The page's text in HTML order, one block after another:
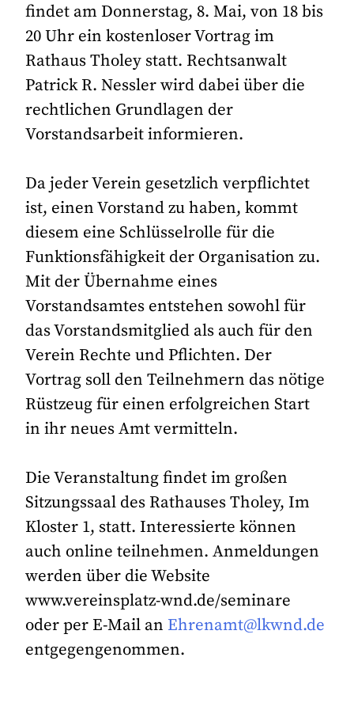
findet am Donnerstag, 8. Mai, von 18 bis
20 Uhr ein kostenloser Vortrag im
Rathaus Tholey statt. Rechtsanwalt
Patrick R. Nessler wird dabei über die
rechtlichen Grundlagen der
Vorstandsarbeit informieren.
Da jeder Verein gesetzlich verpflichtet
ist, einen Vorstand zu haben, kommt
diesem eine Schlüsselrolle für die
Funktionsfähigkeit der Organisation zu.
Mit der Übernahme eines
Vorstandsamtes entstehen sowohl für
das Vorstandsmitglied als auch für den
Verein Rechte und Pflichten. Der
Vortrag soll den Teilnehmern das nötige
Rüstzeug für einen erfolgreichen Start
in ihr neues Amt vermitteln.
Die Veranstaltung findet im großen
Sitzungssaal des Rathauses Tholey, Im
Kloster 1, statt. Interessierte können
auch online teilnehmen. Anmeldungen
werden über die Website
www.vereinsplatz-wnd.de/seminare
oder per E-Mail an Ehrenamt@lkwnd.de
entgegengenommen.